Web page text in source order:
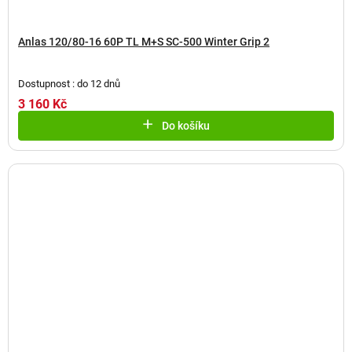
Anlas 120/80-16 60P TL M+S SC-500 Winter Grip 2
Dostupnost : do 12 dnů
3 160 Kč
Do košíku